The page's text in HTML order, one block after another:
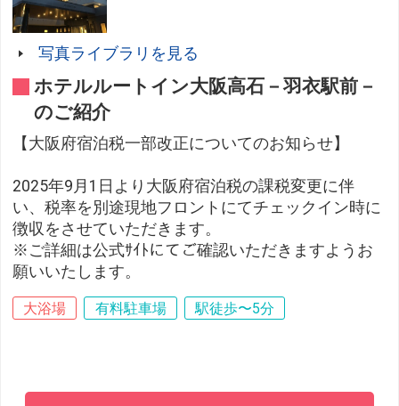
写真ライブラリを見る
ホテルルートイン大阪高石－羽衣駅前－
のご紹介
【大阪府宿泊税一部改正についてのお知らせ】
2025年9月1日より大阪府宿泊税の課税変更に伴
い、税率を別途現地フロントにてチェックイン時に
徴収をさせていただきます。
※ご詳細は公式ｻｲﾄにてご確認いただきますようお
願いいたします。
大浴場 有料駐車場 駅徒歩〜5分